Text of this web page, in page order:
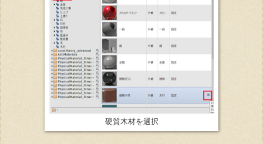
硬質木材を選択